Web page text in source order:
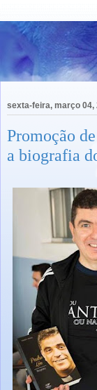
sexta-feira, março 04,
Promoção
a biografia